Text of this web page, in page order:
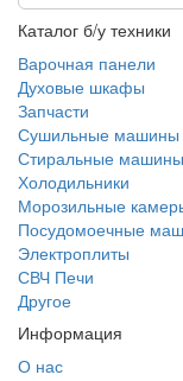
Каталог б/у техники
Варочная панели
Духовые шкафы
Запчасти
Сушильные машины
Стиральные машины
Холодильники
Морозильные
Посудомоечные
Электроплиты
СВЧ Печи
Другое
Информация
О нас